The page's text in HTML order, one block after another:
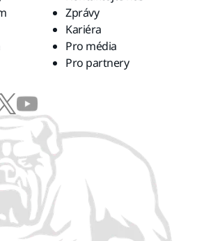
Zprávy
Kariéra
Pro média
Pro partnery